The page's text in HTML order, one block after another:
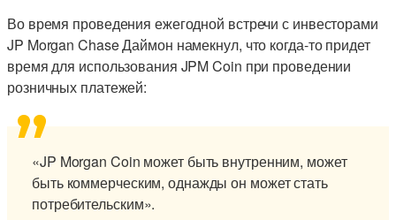
Во время проведения ежегодной встречи с инвесторами
JP Morgan Chase Даймон намекнул, что когда-то придет
время для использования JPM Coin при проведении
розничных платежей:
«JP Morgan Coin может быть внутренним, может
быть коммерческим, однажды он может стать
потребительским».